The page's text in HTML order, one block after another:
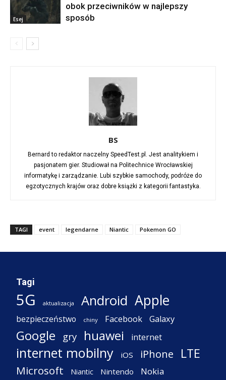
Esej
obok przeciwników w najlepszy
sposób
BS
Bernard to redaktor naczelny SpeedTest.pl. Jest analitykiem i
pasjonatem gier. Studiował na Politechnice Wrocławskiej
informatykę i zarządzanie. Lubi szybkie samochody, podróże do
egzotycznych krajów oraz dobre książki z kategorii fantastyka.
TAGI event legendarne Niantic Pokemon GO
Tagi
5G aktualizacja Android Apple
bezpieczeństwo chiny Facebook Galaxy
Google gry huawei internet
internet mobilny iOS iPhone LTE
Microsoft Niantic Nintendo Nokia